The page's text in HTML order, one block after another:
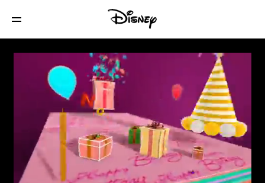
สมุดอวยพรวันเกิดดิสนีย์ประจำเดือน
พฤศจิกายน 2562 อัลบั้ม 6
/